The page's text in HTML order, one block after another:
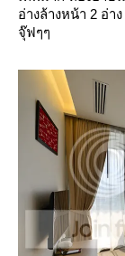
อ่างล้างหน้า 2 อ่
จุ๊ฟๆๆ